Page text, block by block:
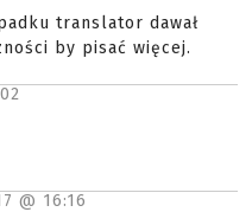
translator dawał
by pisać więcej.
@ 16:16